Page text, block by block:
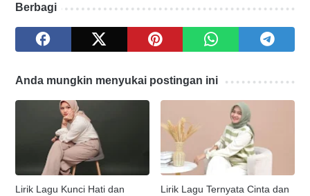
Berbagi
Anda mungkin menyukai postingan ini
Lirik Lagu Kunci Hati dan
Lirik Lagu Ternyata Cinta dan